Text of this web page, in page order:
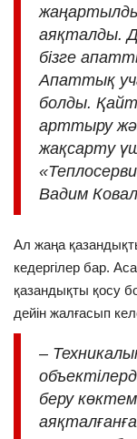
аяқталды.
бізге
Апаттық
болды.
арттыру
жақсарту
Вадим
Ал жаңа
кедергілер бар.
қазандықты қосу
дейін жалғасып
–
беру